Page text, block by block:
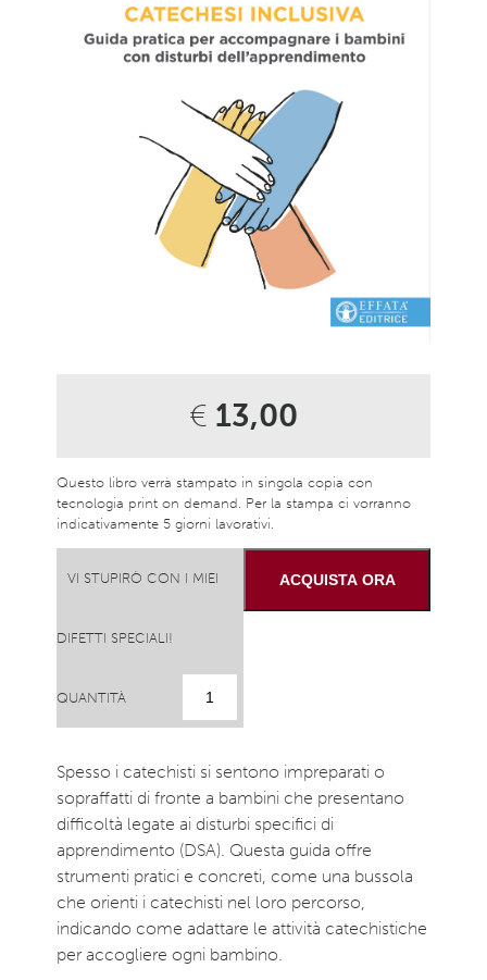
€ 13,00
Questo libro verrà stampato in singola copia con
tecnologia print on demand. Per la stampa ci vorranno
indicativamente 5 giorni lavorativi.
VI STUPIRÒ CON I MIEI
DIFETTI SPECIALI!
QUANTITÀ
ACQUISTA ORA
Spesso i catechisti si sentono impreparati o
sopraffatti di fronte a bambini che presentano
difficoltà legate ai disturbi specifici di
apprendimento (DSA). Questa guida offre
strumenti pratici e concreti, come una bussola
che orienti i catechisti nel loro percorso,
indicando come adattare le attività catechistiche
per accogliere ogni bambino.